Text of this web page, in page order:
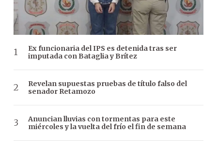
Ex funcionaria del IPS es detenida tras ser
imputada con Bataglia y Brítez
Revelan supuestas pruebas de título falso del
senador Retamozo
Anuncian lluvias con tormentas para este
miércoles y la vuelta del frío el fin de semana